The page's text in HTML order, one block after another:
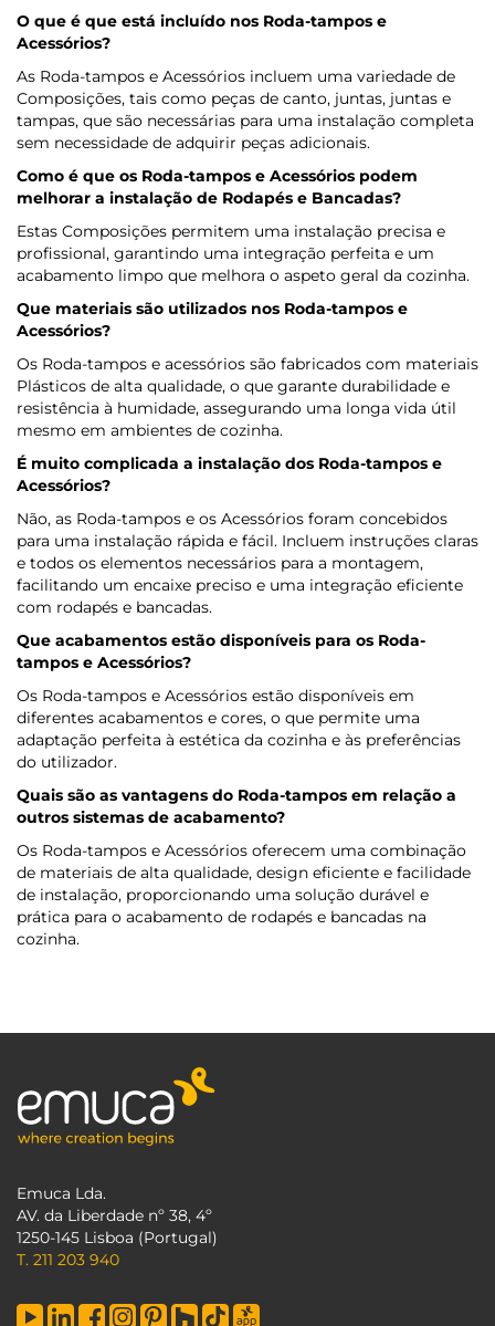
O que é que está incluído nos Roda-tampos e
Acessórios?
As Roda-tampos e Acessórios incluem uma variedade de
Composições, tais como peças de canto, juntas, juntas e
tampas, que são necessárias para uma instalação completa
sem necessidade de adquirir peças adicionais.
Como é que os Roda-tampos e Acessórios podem
melhorar a instalação de Rodapés e Bancadas?
Estas Composições permitem uma instalação precisa e
profissional, garantindo uma integração perfeita e um
acabamento limpo que melhora o aspeto geral da cozinha.
Que materiais são utilizados nos Roda-tampos e
Acessórios?
Os Roda-tampos e acessórios são fabricados com materiais
Plásticos de alta qualidade, o que garante durabilidade e
resistência à humidade, assegurando uma longa vida útil
mesmo em ambientes de cozinha.
É muito complicada a instalação dos Roda-tampos e
Acessórios?
Não, as Roda-tampos e os Acessórios foram concebidos
para uma instalação rápida e fácil. Incluem instruções claras
e todos os elementos necessários para a montagem,
facilitando um encaixe preciso e uma integração eficiente
com rodapés e bancadas.
Que acabamentos estão disponíveis para os Roda-
tampos e Acessórios?
Os Roda-tampos e Acessórios estão disponíveis em
diferentes acabamentos e cores, o que permite uma
adaptação perfeita à estética da cozinha e às preferências
do utilizador.
Quais são as vantagens do Roda-tampos em relação a
outros sistemas de acabamento?
Os Roda-tampos e Acessórios oferecem uma combinação
de materiais de alta qualidade, design eficiente e facilidade
de instalação, proporcionando uma solução durável e
prática para o acabamento de rodapés e bancadas na
cozinha.
Emuca Lda.
AV. da Liberdade nº 38, 4º
1250-145 Lisboa (Portugal)
T. 211 203 940